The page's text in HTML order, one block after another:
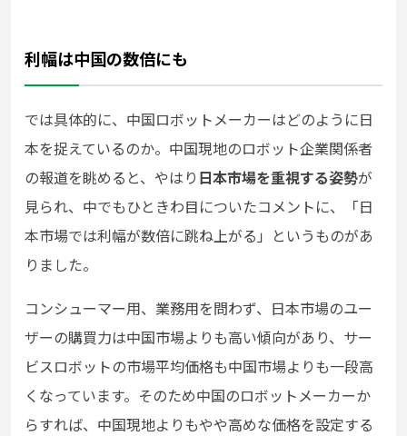
利幅は中国の数倍にも
では具体的に、中国ロボットメーカーはどのように日
本を捉えているのか。中国現地のロボット企業関係者
の報道を眺めると、やはり 日本市場を重視する姿勢が
見られ、中でもひときわ目についたコメントに、「日
本市場では利幅が数倍に跳ね上がる」というものがあ
りました。
コンシューマー用、業務用を問わず、日本市場のユー
ザーの購買力は中国市場よりも高い傾向があり、サー
ビスロボットの市場平均価格も中国市場よりも一段高
くなっています。そのため中国のロボットメーカーか
らすれば、中国現地よりもやや高めな価格を設定する